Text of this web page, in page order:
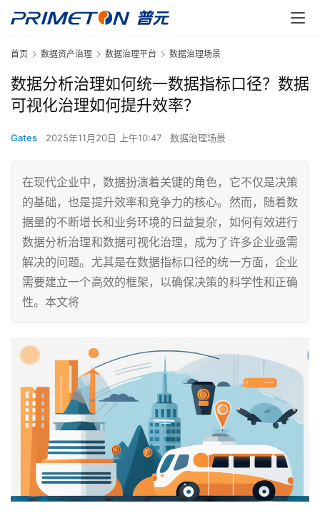
首页 数据资产治理 数据治理平台 数据治理场景
数据分析治理如何统一数据指标口径？数据
可视化治理如何提升效率？
Gates 2025年11月20日 上午10:47 数据治理场景
在现代企业中，数据扮演着关键的角色，它不仅是决策
的基础，也是提升效率和竞争力的核心。然而，随着数
据量的不断增长和业务环境的日益复杂，如何有效进行
数据分析治理和数据可视化治理，成为了许多企业亟需
解决的问题。尤其是在数据指标口径的统一方面，企业
需要建立一个高效的框架，以确保决策的科学性和正确
性。本文将